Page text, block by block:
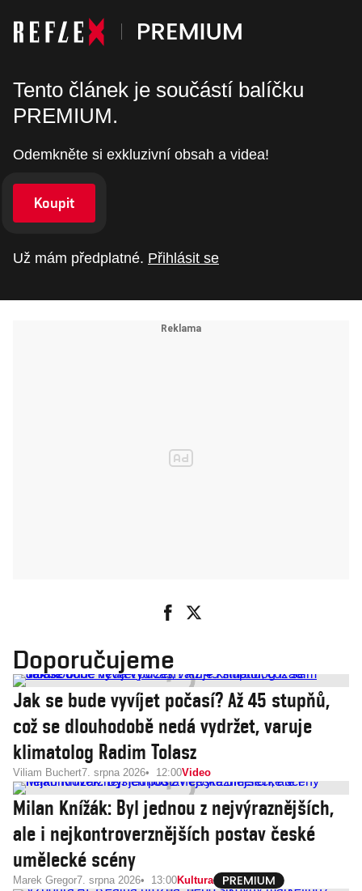
Tento článek je součástí balíčku
PREMIUM.
Odemkněte si exkluzivní obsah a videa!
Koupit
Už mám předplatné. Přihlásit se
Doporučujeme
Jak se bude vyvíjet počasí? Až 45 stupňů,
což se dlouhodobě nedá vydržet, varuje
klimatolog Radim Tolasz
Viliam Buchert7. srpna 2026 12:00Video
Milan Knížák: Byl jednou z nejvýraznějších,
ale i nejkontroverznějších postav české
umělecké scény
Marek Gregor7. srpna 2026 13:00Kultura